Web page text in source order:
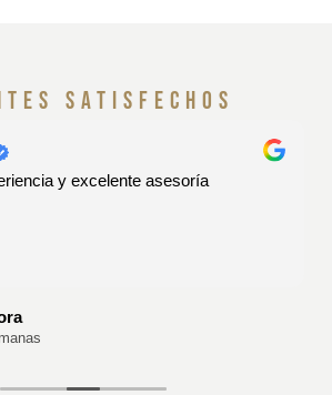
satisfechos
y excelente asesoría